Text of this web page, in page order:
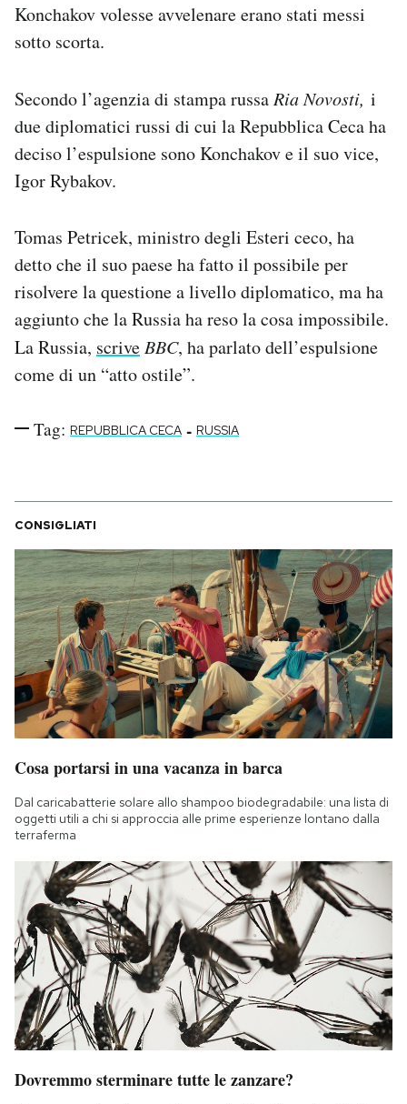
Konchakov volesse avvelenare erano stati messi
sotto scorta.
Secondo l’agenzia di stampa russa Ria Novosti, i
due diplomatici russi di cui la Repubblica Ceca ha
deciso l’espulsione sono Konchakov e il suo vice,
Igor Rybakov.
Tomas Petricek, ministro degli Esteri ceco, ha
detto che il suo paese ha fatto il possibile per
risolvere la questione a livello diplomatico, ma ha
aggiunto che la Russia ha reso la cosa impossibile.
La Russia, scrive BBC, ha parlato dell’espulsione
come di un “atto ostile”.
Tag: REPUBBLICA CECA - RUSSIA
CONSIGLIATI
Cosa portarsi in una vacanza in barca
Dal caricabatterie solare allo shampoo biodegradabile: una lista di
oggetti utili a chi si approccia alle prime esperienze lontano dalla
terraferma
Dovremmo sterminare tutte le zanzare?